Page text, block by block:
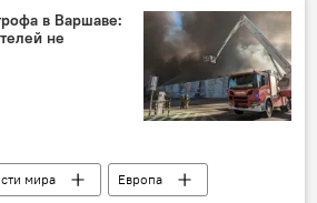
Эмрели Хорватия
в Варшаве:
не
мира
Европа